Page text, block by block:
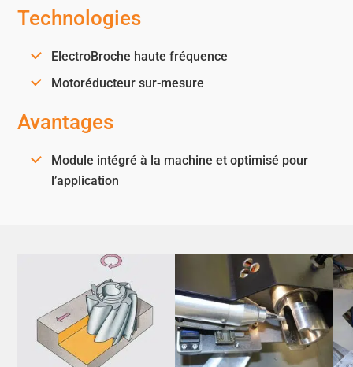
Technologies
ElectroBroche haute fréquence
Motoréducteur sur-mesure
Avantages
Module intégré à la machine et optimisé pour
l’application